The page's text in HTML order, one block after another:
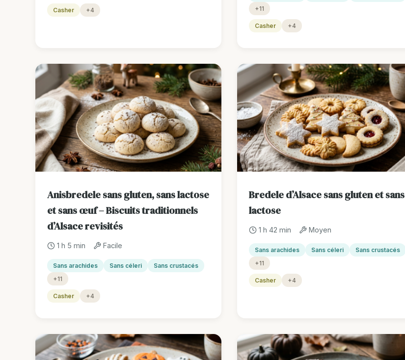
Casher +4
+11
Casher +4
Anisbredele sans gluten, sans lactose
et sans œuf – Biscuits traditionnels
d’Alsace revisités
1 h 5 min Facile
Sans arachides Sans céleri
Sans crustacés
+11
Casher +4
Bredele d’Alsace sans gluten et sans
lactose
1 h 42 min Moyen
Sans arachides Sans céleri
Sans crustacés
+11
Casher +4